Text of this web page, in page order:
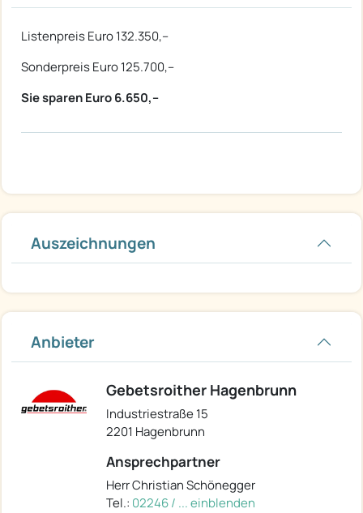
Listenpreis Euro 132.350,--
Sonderpreis Euro 125.700,--
Sie sparen Euro 6.650,--
Auszeichnungen
Anbieter
Gebetsroither Hagenbrunn
Industriestraße 15
2201 Hagenbrunn
Ansprechpartner
Herr Christian Schönegger
Tel.: 02246 / ... einblenden